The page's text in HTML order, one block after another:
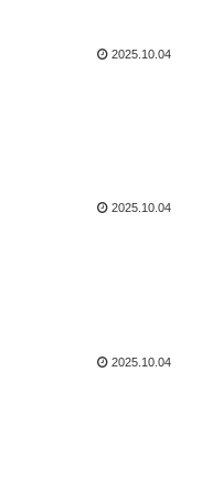
2025.10.04
2025.10.04
2025.10.04